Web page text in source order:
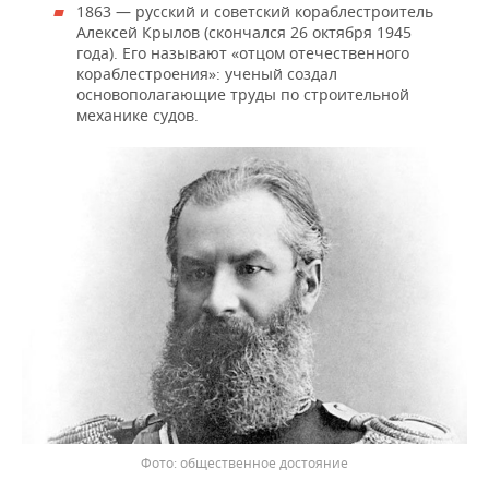
1863 — русский и советский кораблестроитель
Алексей Крылов (скончался 26 октября 1945
года). Его называют «отцом отечественного
кораблестроения»: ученый создал
основополагающие труды по строительной
механике судов.
общественное достояние